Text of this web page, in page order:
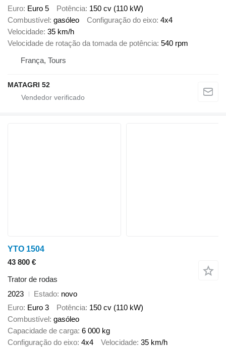
Euro Euro 5 Potência 150 cv (110 kW)
Combustível gasóleo Configuração do eixo 4x4
Velocidade 35 km/h
Velocidade de rotação da tomada de potência 540 rpm
França, Tours
MATAGRI 52
YTO 1504
43 800 €
Trator de rodas
2023
Estado novo
Euro Euro 3 Potência 150 cv (110 kW)
Combustível gasóleo
Capacidade de carga 6 000 kg
Configuração do eixo 4x4 Velocidade 35 km/h